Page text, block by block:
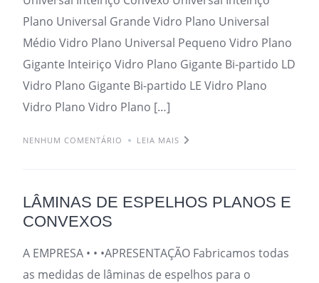
Plano Universal Grande Vidro Plano Universal
Médio Vidro Plano Universal Pequeno Vidro Plano
Gigante Inteiriço Vidro Plano Gigante Bi-partido LD
Vidro Plano Gigante Bi-partido LE Vidro Plano
Vidro Plano Vidro Plano […]
NENHUM COMENTÁRIO LEIA MAIS
LÂMINAS DE ESPELHOS PLANOS E
CONVEXOS
A EMPRESA • • •APRESENTAÇÃO Fabricamos todas
as medidas de lâminas de espelhos para o